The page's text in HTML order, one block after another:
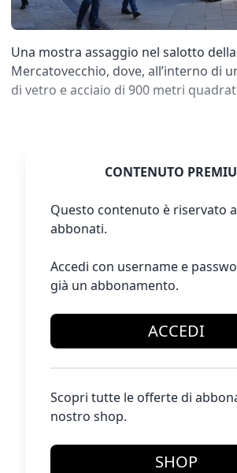
Una mostra assaggio nel salotto
Mercatovecchio, dove, all’interno di
di vetro e acciaio di 900 metri
CONTENUTO
Questo contenuto è riservato
abbonati.
Accedi con username e
già un abbonamento.
ACCEDI
Scopri tutte le offerte di
nostro shop.
SHOP